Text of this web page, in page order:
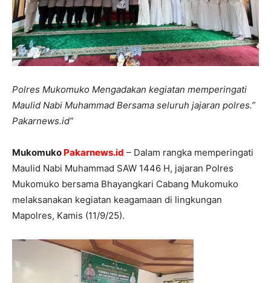
Polres Mukomuko Mengadakan kegiatan memperingati
Maulid Nabi Muhammad Bersama seluruh jajaran polres.”
Pakarnews.id”
Mukomuko Pakarnews.id – Dalam rangka memperingati
Maulid Nabi Muhammad SAW 1446 H, jajaran Polres
Mukomuko bersama Bhayangkari Cabang Mukomuko
melaksanakan kegiatan keagamaan di lingkungan
Mapolres, Kamis (11/9/25).